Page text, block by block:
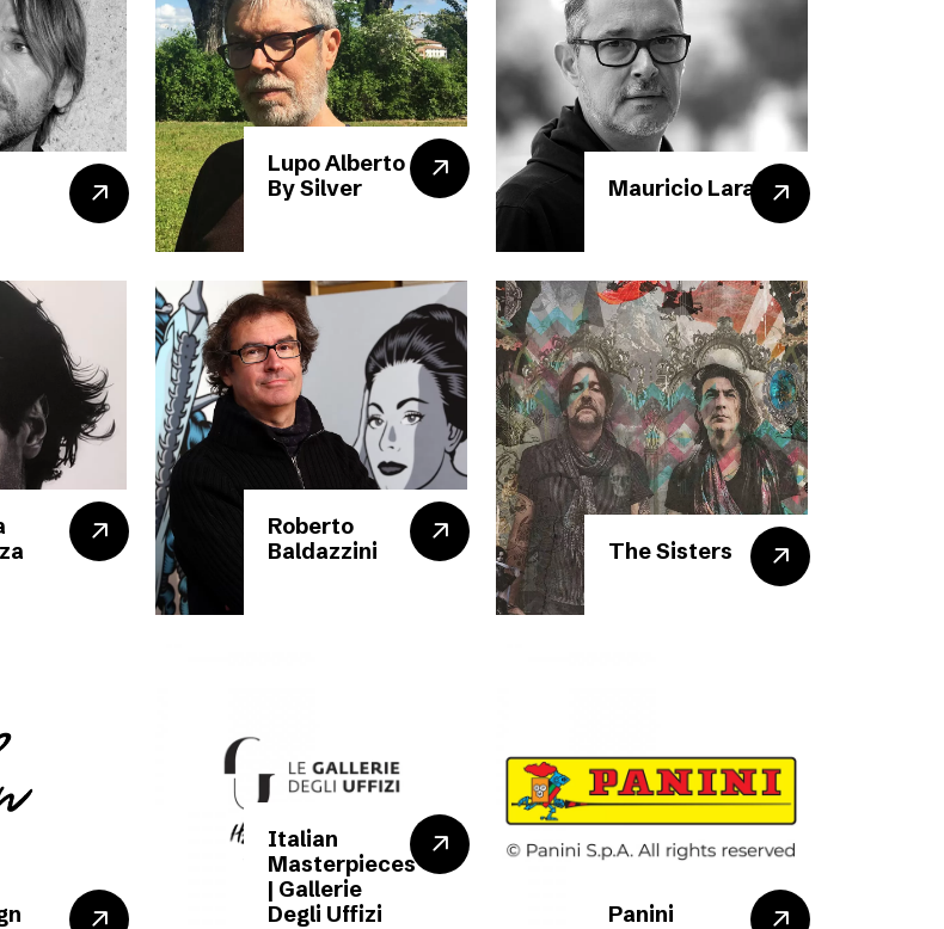
Lupo Alberto
By Silver
Mauricio Lara
Roberto
Baldazzini
The Sisters
Italian
Masterpieces
| Gallerie
Degli Uffizi
Panini